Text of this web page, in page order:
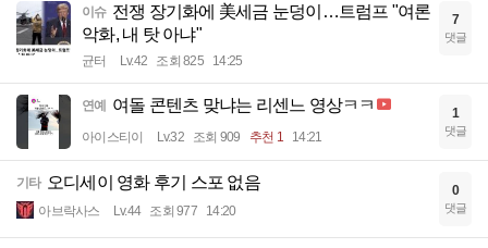
이슈 전쟁 장기화에 美세금 눈덩이…트럼프 "여론
악화, 내 탓 아냐"
균터 Lv.42 조회 825 14:25
7
댓글
연예 여돌 콘텐츠 맞냐는 리센느 영상ㅋㅋ
아이스티이 Lv.32 조회 909 추천 1 14:21
1
댓글
기타 오디세이 영화 후기 스포 없음
아브락사스 Lv.44 조회 977 14:20
0
댓글